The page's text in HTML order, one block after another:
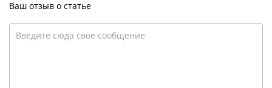
Ваш отзыв о статье